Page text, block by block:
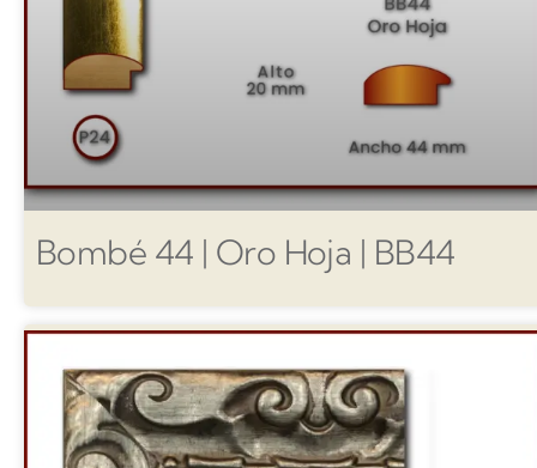
Bombé 44 | Oro Hoja | BB44